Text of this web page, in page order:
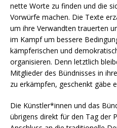
nette Worte zu finden und die
Vorwürfe machen. Die Texte
um ihre Verwandten trauerten
im Kampf um bessere
kämpferischen und
organisieren. Denn letztlich
Mitglieder des Bündnisses in
zu erkämpfen, geschenkt gäbe
Die Künstler*innen und das
übrigens direkt für den Tag der